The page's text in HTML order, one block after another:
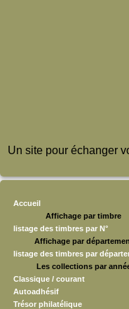
Un site pour échanger
Accueil
Affichage par timbre
listage des timbres par N°
Affichage par
listage des timbres par
Les collections par
Classique / courant
Autoadhésif
Trésor philatélique